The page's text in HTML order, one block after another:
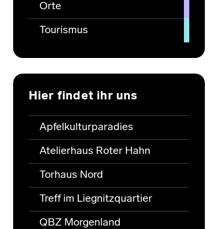
Orte
Tourismus
Hier findet ihr uns
Apfelkulturparadies
Atelierhaus Roter Hahn
Torhaus Nord
Treff im Liegnitzquartier
QBZ Morgenland